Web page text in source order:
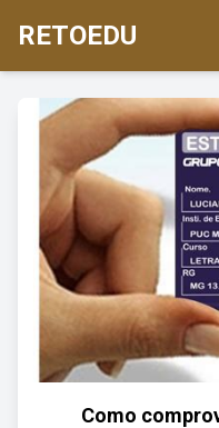
RETOEDU
Como